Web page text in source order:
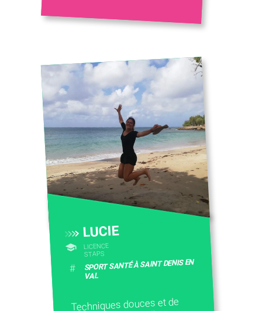
LUCIE
LICENCE
STAPS
# SPORT SANTÉ À SAINT DENIS EN
VAL
Techniques douces et de